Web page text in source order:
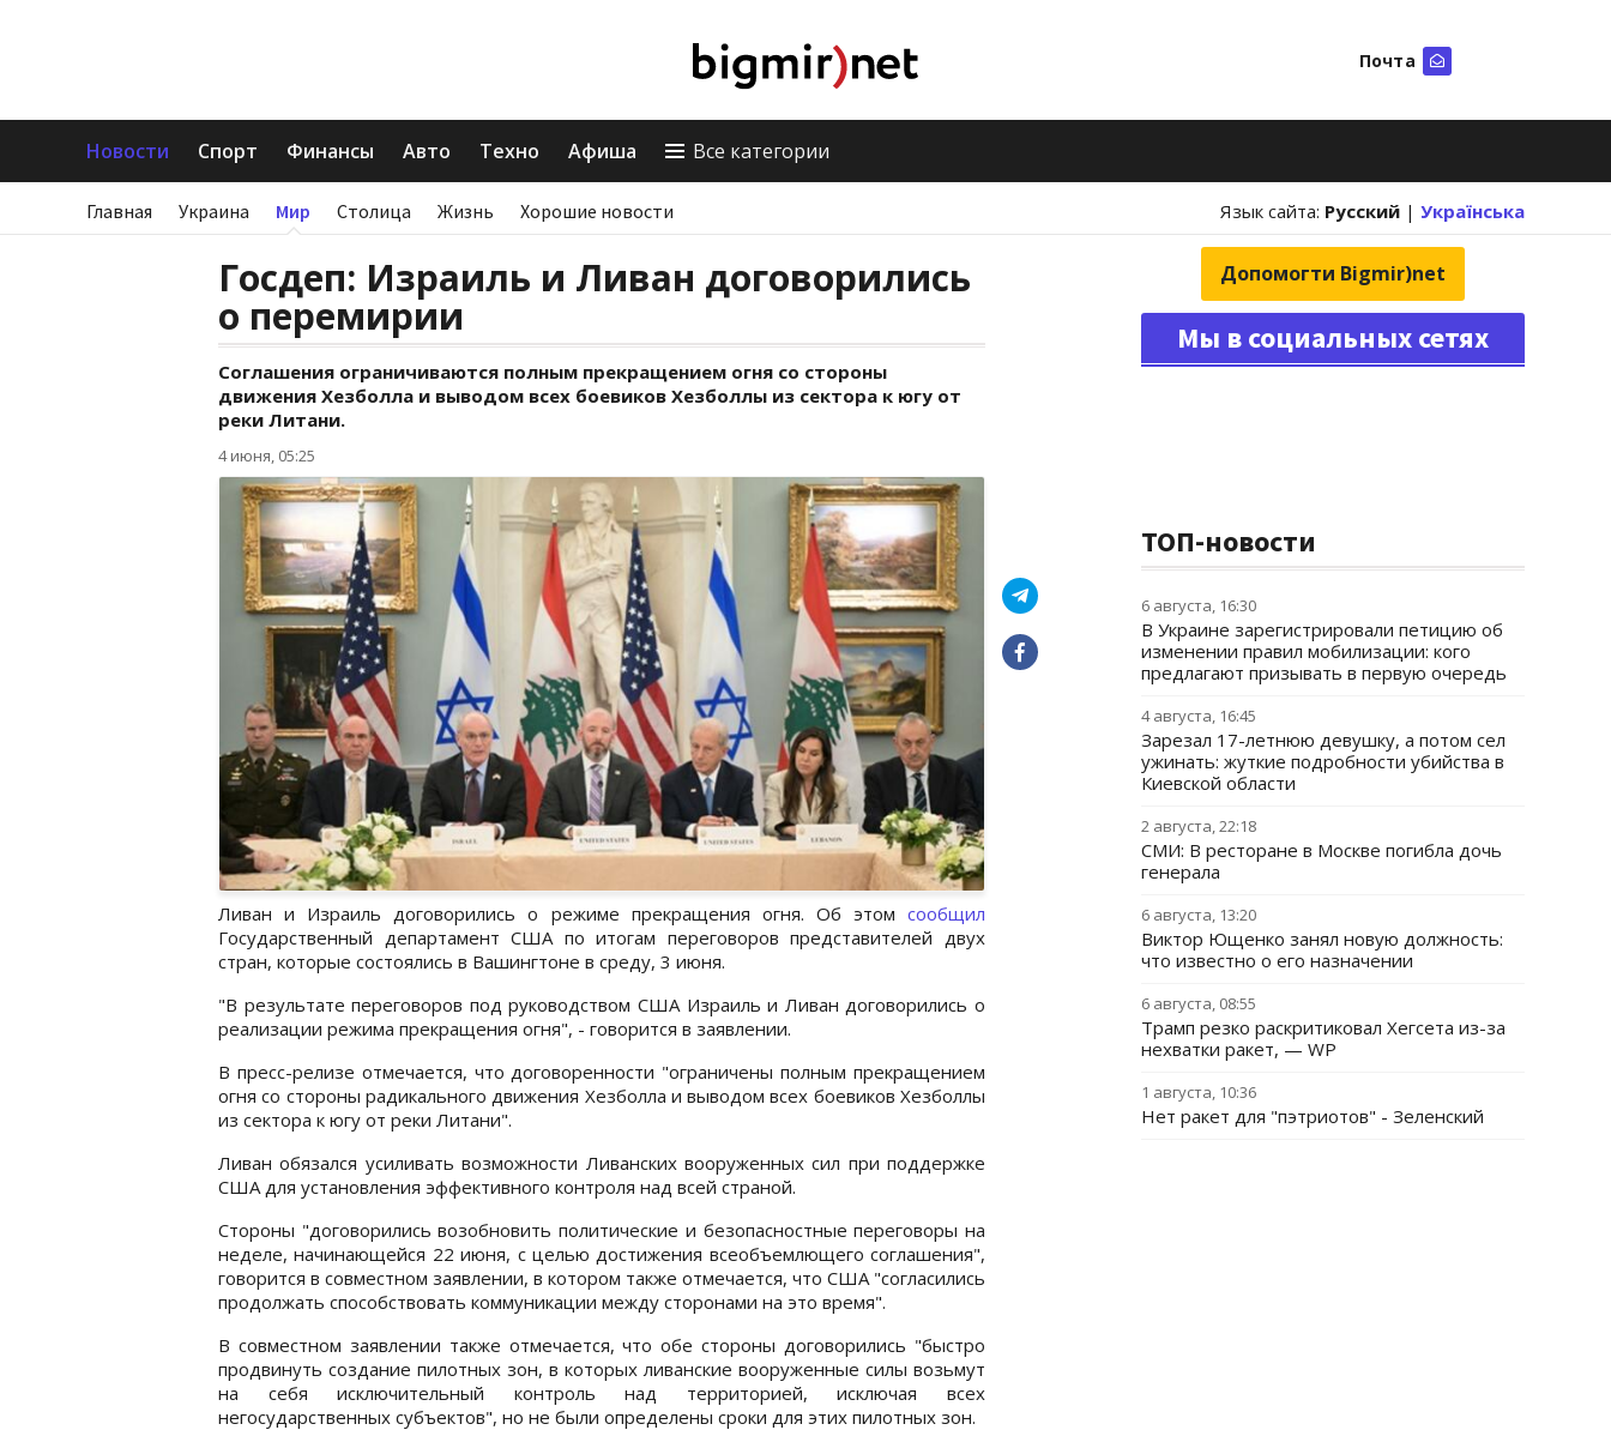
Почта
Новости Спорт Финансы Авто Техно Афиша Все категории
Главная Украина Мир Столица Жизнь Хорошие новости Язык сайта: Русский | Українська
Госдеп: Израиль и Ливан договорились
о перемирии
Соглашения ограничиваются полным прекращением огня со стороны
движения Хезболла и выводом всех боевиков Хезболлы из сектора к югу от
реки Литани.
4 июня, 05:25
Ливан и Израиль договорились о режиме прекращения огня. Об этом сообщил
Государственный департамент США по итогам переговоров представителей двух
стран, которые состоялись в Вашингтоне в среду, 3 июня.
"В результате переговоров под руководством США Израиль и Ливан договорились о
реализации режима прекращения огня", - говорится в заявлении.
В пресс-релизе отмечается, что договоренности "ограничены полным прекращением
огня со стороны радикального движения Хезболла и выводом всех боевиков Хезболлы
из сектора к югу от реки Литани".
Ливан обязался усиливать возможности Ливанских вооруженных сил при поддержке
США для установления эффективного контроля над всей страной.
Стороны "договорились возобновить политические и безопасностные переговоры на
неделе, начинающейся 22 июня, с целью достижения всеобъемлющего соглашения",
говорится в совместном заявлении, в котором также отмечается, что США "согласились
продолжать способствовать коммуникации между сторонами на это время".
В совместном заявлении также отмечается, что обе стороны договорились "быстро
продвинуть создание пилотных зон, в которых ливанские вооруженные силы возьмут
на себя исключительный контроль над территорией, исключая всех
негосударственных субъектов", но не были определены сроки для этих пилотных зон.
Допомогти Bigmir)net
Мы в социальных сетях
ТОП-новости
6 августа, 16:30
В Украине зарегистрировали петицию об
изменении правил мобилизации: кого
предлагают призывать в первую очередь
4 августа, 16:45
Зарезал 17-летнюю девушку, а потом сел
ужинать: жуткие подробности убийства в
Киевской области
2 августа, 22:18
СМИ: В ресторане в Москве погибла дочь
генерала
6 августа, 13:20
Виктор Ющенко занял новую должность:
что известно о его назначении
6 августа, 08:55
Трамп резко раскритиковал Хегсета из-за
нехватки ракет, — WP
1 августа, 10:36
Нет ракет для "пэтриотов" - Зеленский